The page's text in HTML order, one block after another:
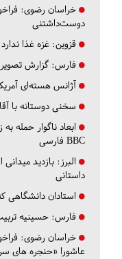
خراسان رضوی:
دوست‌داشتنی
قزوین: غزه غذا ندارد
فارس: گزارش
آژانس هسته‌ای
سخنی دوستانه با
ابعاد ناگوار حمله
BBC فارسی
البرز: بازدید
داستانی
استادان دانشگاهی
فارس: حسینیه
خراسان رضوی:
عاشورا «حنجره های